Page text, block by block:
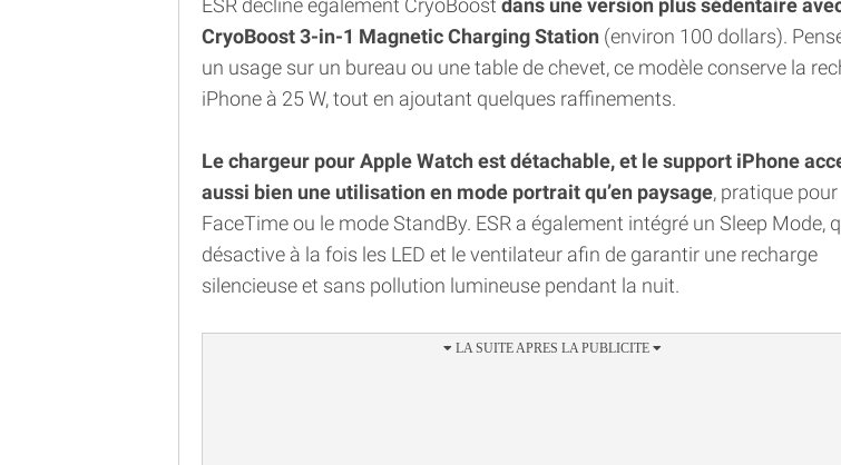
ESR décline également CryoBoost dans une version plus sédentaire
CryoBoost 3-in-1 Magnetic Charging Station (environ 100 dollars).
un usage sur un bureau ou une table de chevet, ce modèle conserve la
iPhone à 25 W, tout en ajoutant quelques raffinements.
Le chargeur pour Apple Watch est détachable, et le support iPhone
aussi bien une utilisation en mode portrait qu’en paysage, pratique pour
FaceTime ou le mode StandBy. ESR a également intégré un Sleep Mode,
désactive à la fois les LED et le ventilateur afin de garantir une recharge
silencieuse et sans pollution lumineuse pendant la nuit.